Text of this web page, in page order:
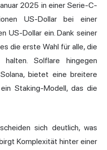
2025 in einer Serie-C-
US-Dollar bei einer
US-Dollar ein. Dank seiner
die erste Wahl für alle, die
Solflare hingegen
bietet eine breitere
Staking-Modell, das die
sich deutlich, was
Komplexität hinter einer